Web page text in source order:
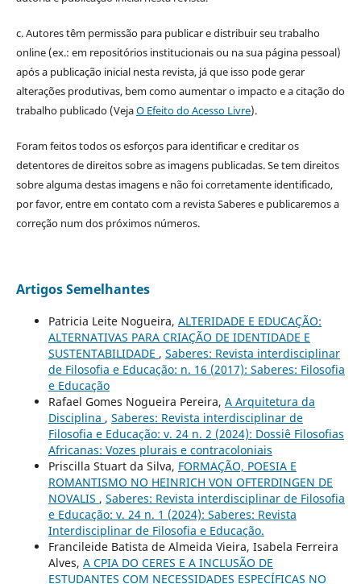
c. Autores têm permissão para publicar e distribuir seu trabalho
online (ex.: em repositórios institucionais ou na sua página pessoal)
após a publicação inicial nesta revista, já que isso pode gerar
alterações produtivas, bem como aumentar o impacto e a citação do
trabalho publicado (VejaO Efeito do Acesso Livre).
Foram feitos todos os esforços para identificar e creditar os
detentores de direitos sobre as imagens publicadas. Se tem direitos
sobre alguma destas imagens e não foi corretamente identificado,
por favor, entre em contato com a revista Saberes e publicaremos a
correção num dos próximos números.
Artigos Semelhantes
Patricia Leite Nogueira, ALTERIDADE E EDUCAÇÃO:
ALTERNATIVAS PARA CRIAÇÃO DE IDENTIDADE E
SUSTENTABILIDADE , Saberes: Revista interdisciplinar
de Filosofia e Educação: n. 16 (2017): Saberes: Filosofia
e Educação
Rafael Gomes Nogueira Pereira, A Arquitetura da
Disciplina , Saberes: Revista interdisciplinar de
Filosofia e Educação: v. 24 n. 2 (2024): Dossiê Filosofias
Africanas: Vozes plurais e contracoloniais
Priscilla Stuart da Silva, FORMAÇÃO, POESIA E
ROMANTISMO NO HEINRICH VON OFTERDINGEN DE
NOVALIS , Saberes: Revista interdisciplinar de Filosofia
e Educação: v. 24 n. 1 (2024): Saberes: Revista
Interdisciplinar de Filosofia e Educação.
Francileide Batista de Almeida Vieira, Isabela Ferreira
Alves, A CPIA DO CERES E A INCLUSÃO DE
ESTUDANTES COM NECESSIDADES ESPECÍFICAS NO